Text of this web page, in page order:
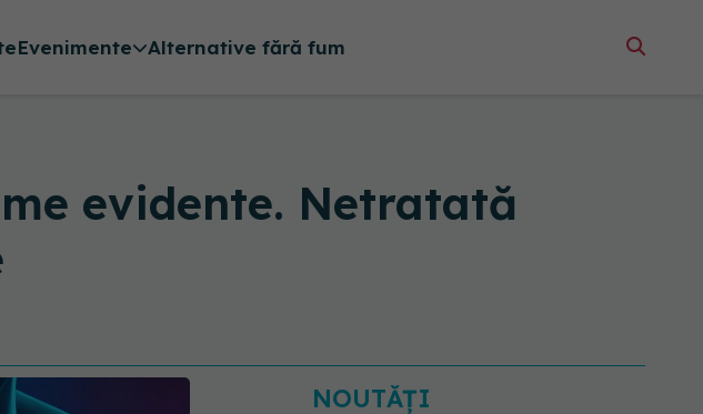
Evenimente Alternative fără fum
evidente. Netratată
NOUTĂȚI